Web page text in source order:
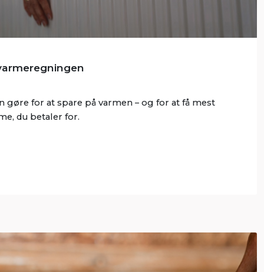
gøre for at spare på varmen – og for at få mest
du betaler for.